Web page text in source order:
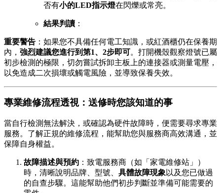
否有小的LED指示燈在閃爍或常亮。
結果判讀 ：
重要警告 ：如果您不具備任何電工知識，或紅酒櫃仍在保養期
內， 強烈建議您進行到第1、2步即可。打開機殼觀察燈號已屬
初步檢測的極限，切勿嘗試拆卸主板上的連接器或測量電壓，
以免造成二次損壞或觸電風險，並導致保養失效。
專業維修流程透視：送修時您該知道的事
當自行檢測無法解決，或確認為硬件故障時，便需要尋求專業
服務。了解正規的維修流程，能幫助您與服務商高效溝通，並
保障自身權益。
故障描述與預約 ：致電服務商（如「家電維修站」）
時，清晰說明品牌、型號、 具體故障現象 以及您已做過
的自查步驟。這能幫助他們初步判斷並準備可能需要的